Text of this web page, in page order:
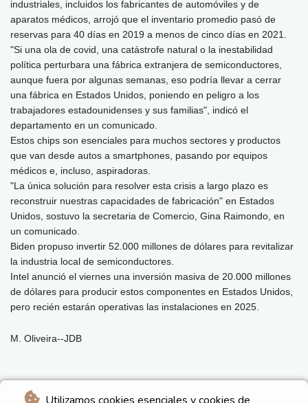
industriales, incluidos los fabricantes de automóviles y de
aparatos médicos, arrojó que el inventario promedio pasó de
reservas para 40 días en 2019 a menos de cinco días en 2021.
"Si una ola de covid, una catástrofe natural o la inestabilidad
política perturbara una fábrica extranjera de semiconductores,
aunque fuera por algunas semanas, eso podría llevar a cerrar
una fábrica en Estados Unidos, poniendo en peligro a los
trabajadores estadounidenses y sus familias", indicó el
departamento en un comunicado.
Estos chips son esenciales para muchos sectores y productos
que van desde autos a smartphones, pasando por equipos
médicos e, incluso, aspiradoras.
"La única solución para resolver esta crisis a largo plazo es
reconstruir nuestras capacidades de fabricación" en Estados
Unidos, sostuvo la secretaria de Comercio, Gina Raimondo, en
un comunicado.
Biden propuso invertir 52.000 millones de dólares para revitalizar
la industria local de semiconductores.
Intel anunció el viernes una inversión masiva de 20.000 millones
de dólares para producir estos componentes en Estados Unidos,
pero recién estarán operativas las instalaciones en 2025.
M. Oliveira--JDB